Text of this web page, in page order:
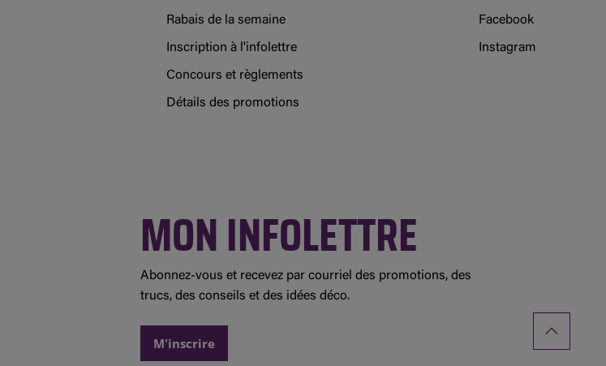
Rabais de la semaine
Inscription à l'infolettre
Concours et règlements
Détails des promotions
Facebook
Instagram
MON INFOLETTRE
Abonnez-vous et recevez par courriel des promotions, des
trucs, des conseils et des idées déco.
M'inscrire